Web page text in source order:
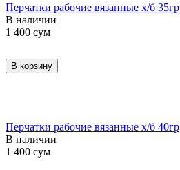
Перчатки рабочие вязанные х/б 35гр
В наличии
1 400 сум
В корзину
Перчатки рабочие вязанные х/б 40гр
В наличии
1 400 сум